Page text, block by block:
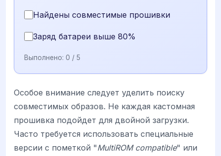
Найдены совместимые прошивки
Заряд батареи выше 80%
Выполнено: 0 / 5
Особое внимание следует уделить поиску
совместимых образов. Не каждая кастомная
прошивка подойдет для двойной загрузки.
Часто требуется использовать специальные
версии с пометкой "MultiROM compatible" или